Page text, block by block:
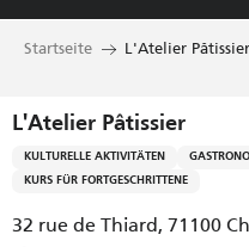
Aller
Startseite L'Atelier Pâtissier
L'Atelier Pâtissier
KULTURELLE AKTIVITÄTEN
KURS FÜR FORTGESCHRITTENE
32 rue de Thiard, 71100